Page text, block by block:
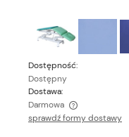
Dostępność:
Dostępny
Dostawa:
Darmowa
Cena nie zawiera
sprawdź formy dostawy